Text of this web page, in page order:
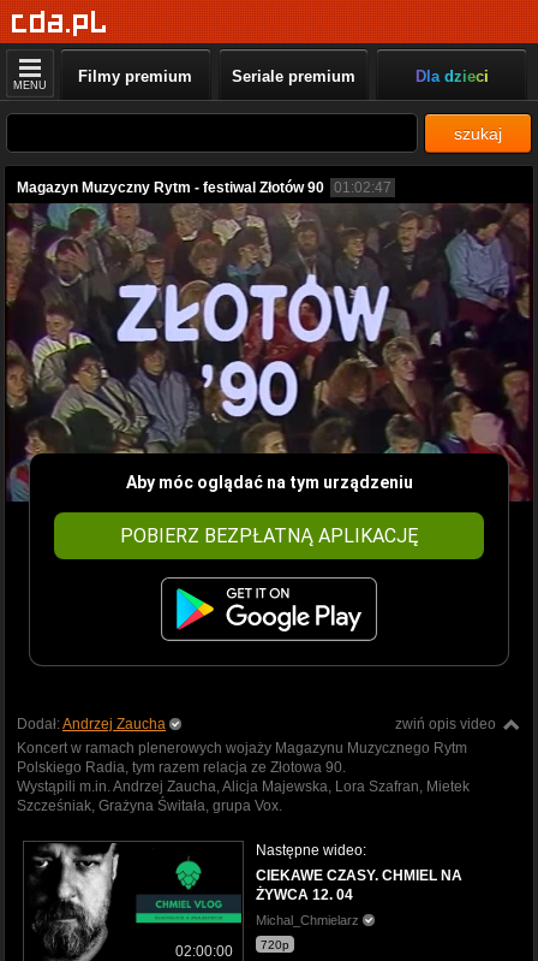
MENU Filmy premium Seriale premium Dla dzieci
szukaj
Magazyn Muzyczny Rytm - festiwal Złotów 90 01:02:47
Aby móc oglądać na tym urządzeniu
POBIERZ BEZPŁATNĄ APLIKACJĘ
zwiń opis video
Dodał:Andrzej Zaucha
Koncert w ramach plenerowych wojaży Magazynu Muzycznego Rytm
Polskiego Radia, tym razem relacja ze Złotowa 90.
Wystąpili m.in. Andrzej Zaucha, Alicja Majewska, Lora Szafran, Mietek
Szcześniak, Grażyna Świtała, grupa Vox.
02:00:00
Następne wideo:
CIEKAWE CZASY. CHMIEL NA
ŻYWCA 12. 04
Michal_Chmielarz
720p